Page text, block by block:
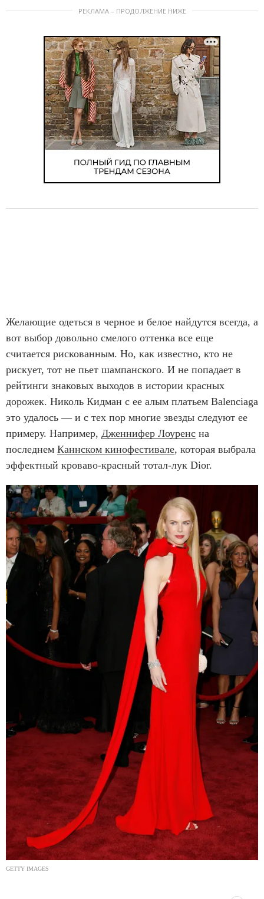
РЕКЛАМА – ПРОДОЛЖЕНИЕ НИЖЕ
Желающие одеться в черное и белое найдутся всегда, а
вот выбор довольно смелого оттенка все еще
считается рискованным. Но, как известно, кто не
рискует, тот не пьет шампанского. И не попадает в
рейтинги знаковых выходов в истории красных
дорожек. Николь Кидман с ее алым платьем Balenciaga
это удалось — и с тех пор многие звезды следуют ее
примеру. Например, Дженнифер Лоуренс на
последнем Каннском кинофестивале, которая выбрала
эффектный кроваво-красный тотал-лук Dior.
GETTY IMAGES